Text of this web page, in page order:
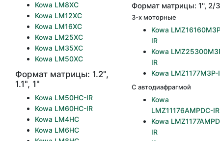
Kowa LM8XC
Kowa LM12XC
Kowa LM16XC
Kowa LM25XC
Kowa LM35XC
Kowa LM50XC
Формат матрицы: 1.2",
1.1", 1"
Kowa LM50HC-IR
Kowa LM60HC-IR
Kowa LM4HC
Kowa LM6HC
Формат матрицы: 1'', 2/
3-х моторные
Kowa
IR
Kowa
IR
Kowa LMZ1177M3P-
С автодиафрагмой
Kowa
LMZ11176AMPDC-IR
Kowa
IR